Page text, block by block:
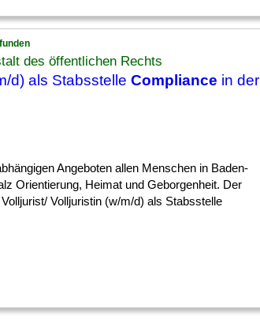
des öffentlichen Rechts
d) als Stabsstelle Compliance in der
Angeboten allen Menschen in Baden-
Orientierung, Heimat und Geborgenheit. Der
Volljuristin (w/m/d) als Stabsstelle